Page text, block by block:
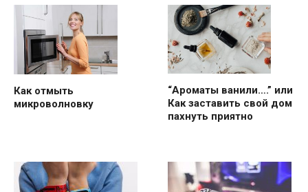
Как отмыть
микроволновку
“Ароматы ванили….” или
Как заставить свой дом
пахнуть приятно